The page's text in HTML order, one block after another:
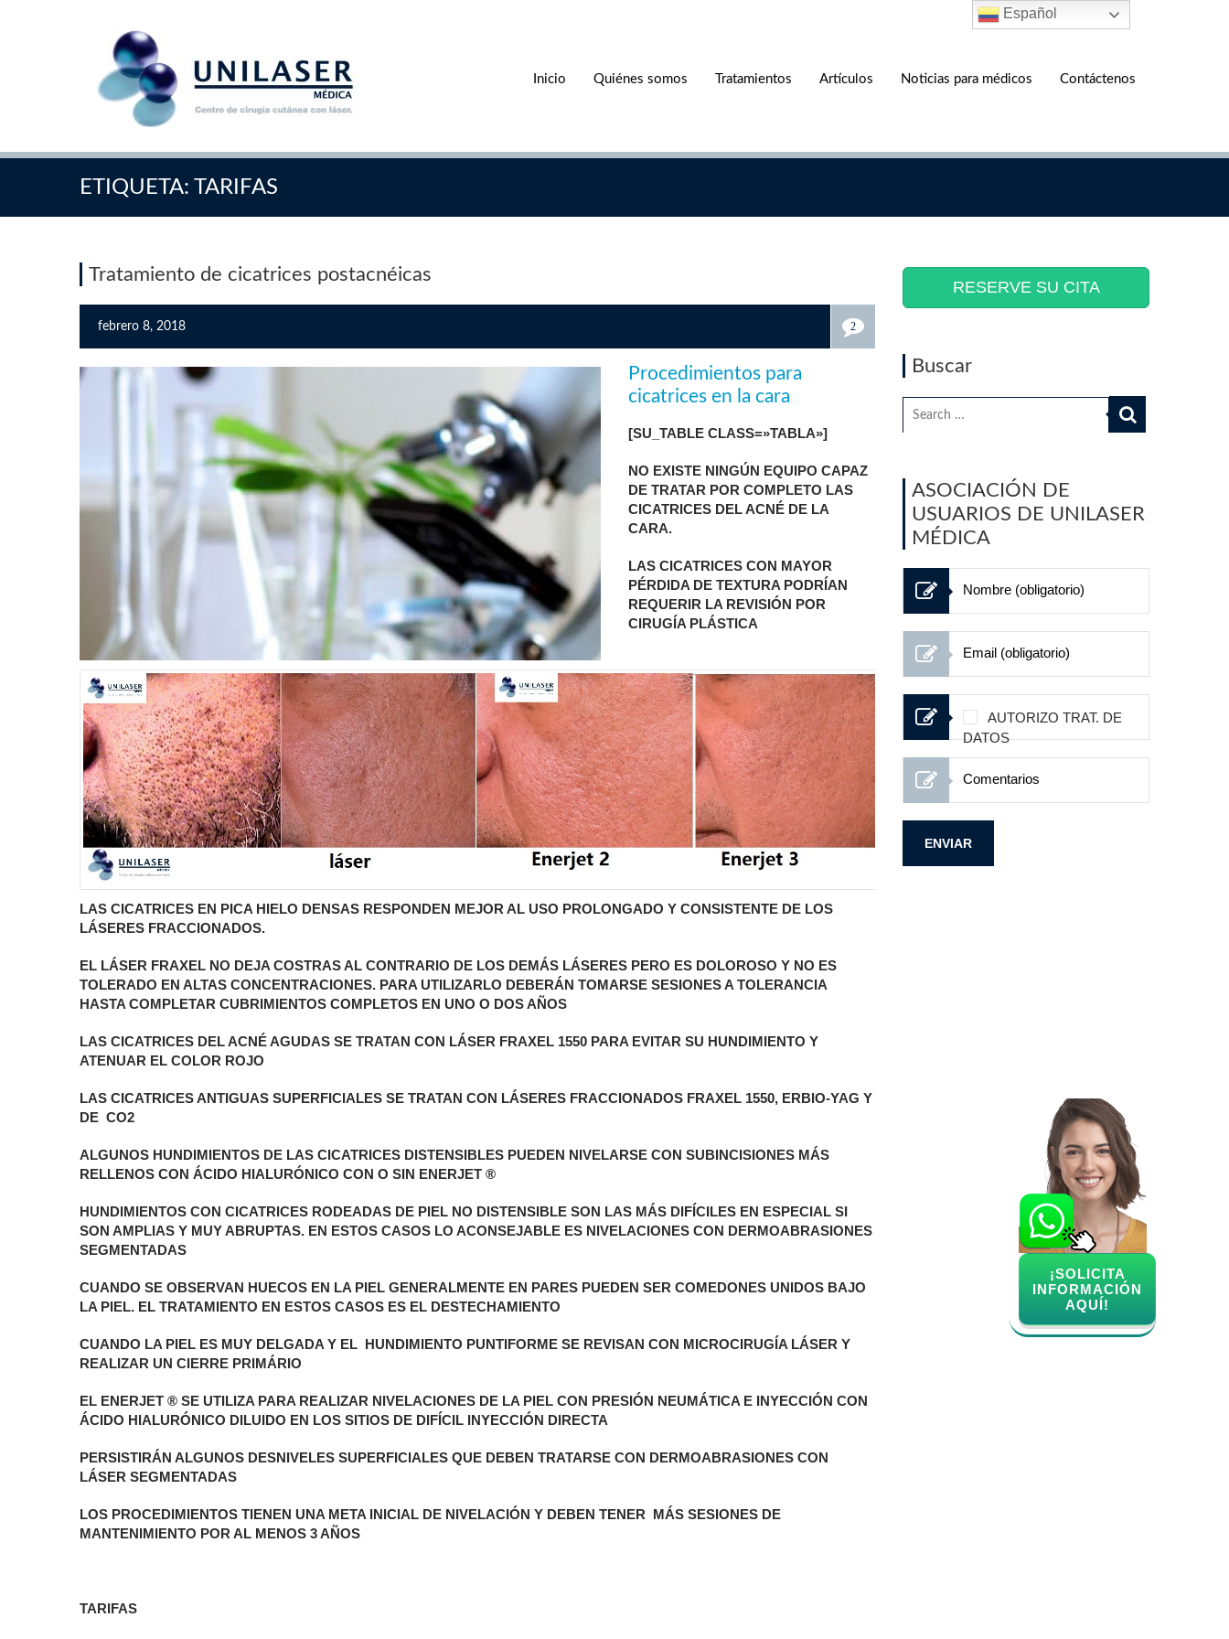
Inicio Quiénes somos Tratamientos Artículos Noticias para médicos Contáctenos
ETIQUETA: TARIFAS
RESERVE SU CITA
Buscar
ASOCIACIÓN DE
USUARIOS DE UNILASER
MÉDICA
AUTORIZO TRAT. DE
DATOS
Tratamiento de cicatrices postacnéicas
2
febrero 8, 2018
Procedimientos para
cicatrices en la cara
[SU_TABLE CLASS=»TABLA»]
NO EXISTE NINGÚN EQUIPO CAPAZ
DE TRATAR POR COMPLETO LAS
CICATRICES DEL ACNÉ DE LA
CARA.
LAS CICATRICES CON MAYOR
PÉRDIDA DE TEXTURA PODRÍAN
REQUERIR LA REVISIÓN POR
CIRUGÍA PLÁSTICA
LAS CICATRICES EN PICA HIELO DENSAS RESPONDEN MEJOR AL USO PROLONGADO Y CONSISTENTE DE LOS
LÁSERES FRACCIONADOS.
EL LÁSER FRAXEL NO DEJA COSTRAS AL CONTRARIO DE LOS DEMÁS LÁSERES PERO ES DOLOROSO Y NO ES
TOLERADO EN ALTAS CONCENTRACIONES. PARA UTILIZARLO DEBERÁN TOMARSE SESIONES A TOLERANCIA
HASTA COMPLETAR CUBRIMIENTOS COMPLETOS EN UNO O DOS AÑOS
LAS CICATRICES DEL ACNÉ AGUDAS SE TRATAN CON LÁSER FRAXEL 1550 PARA EVITAR SU HUNDIMIENTO Y
ATENUAR EL COLOR ROJO
LAS CICATRICES ANTIGUAS SUPERFICIALES SE TRATAN CON LÁSERES FRACCIONADOS FRAXEL 1550, ERBIO-YAG Y
DE CO2
ALGUNOS HUNDIMIENTOS DE LAS CICATRICES DISTENSIBLES PUEDEN NIVELARSE CON SUBINCISIONES MÁS
RELLENOS CON ÁCIDO HIALURÓNICO CON O SIN ENERJET ®
HUNDIMIENTOS CON CICATRICES RODEADAS DE PIEL NO DISTENSIBLE SON LAS MÁS DIFÍCILES EN ESPECIAL SI
SON AMPLIAS Y MUY ABRUPTAS. EN ESTOS CASOS LO ACONSEJABLE ES NIVELACIONES CON DERMOABRASIONES
SEGMENTADAS
CUANDO SE OBSERVAN HUECOS EN LA PIEL GENERALMENTE EN PARES PUEDEN SER COMEDONES UNIDOS BAJO
LA PIEL. EL TRATAMIENTO EN ESTOS CASOS ES EL DESTECHAMIENTO
CUANDO LA PIEL ES MUY DELGADA Y EL HUNDIMIENTO PUNTIFORME SE REVISAN CON MICROCIRUGÍA LÁSER Y
REALIZAR UN CIERRE PRIMÁRIO
EL ENERJET ® SE UTILIZA PARA REALIZAR NIVELACIONES DE LA PIEL CON PRESIÓN NEUMÁTICA E INYECCIÓN CON
ÁCIDO HIALURÓNICO DILUIDO EN LOS SITIOS DE DIFÍCIL INYECCIÓN DIRECTA
PERSISTIRÁN ALGUNOS DESNIVELES SUPERFICIALES QUE DEBEN TRATARSE CON DERMOABRASIONES CON
LÁSER SEGMENTADAS
LOS PROCEDIMIENTOS TIENEN UNA META INICIAL DE NIVELACIÓN Y DEBEN TENER MÁS SESIONES DE
MANTENIMIENTO POR AL MENOS 3 AÑOS
TARIFAS
Español
¡SOLICITA
INFORMACIÓN
AQUÍ!